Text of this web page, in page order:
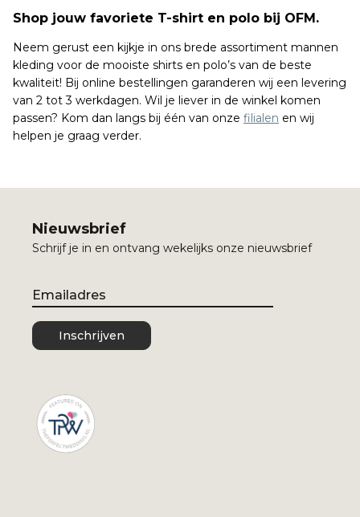
Shop jouw favoriete T-shirt en polo bij OFM.
Neem gerust een kijkje in ons brede assortiment mannen
kleding voor de mooiste shirts en polo’s van de beste
kwaliteit! Bij online bestellingen garanderen wij een levering
van 2 tot 3 werkdagen. Wil je liever in de winkel komen
passen? Kom dan langs bij één van onze filialen en wij
helpen je graag verder.
Nieuwsbrief
Schrijf je in en ontvang wekelijks onze nieuwsbrief
Email
Inschrijven